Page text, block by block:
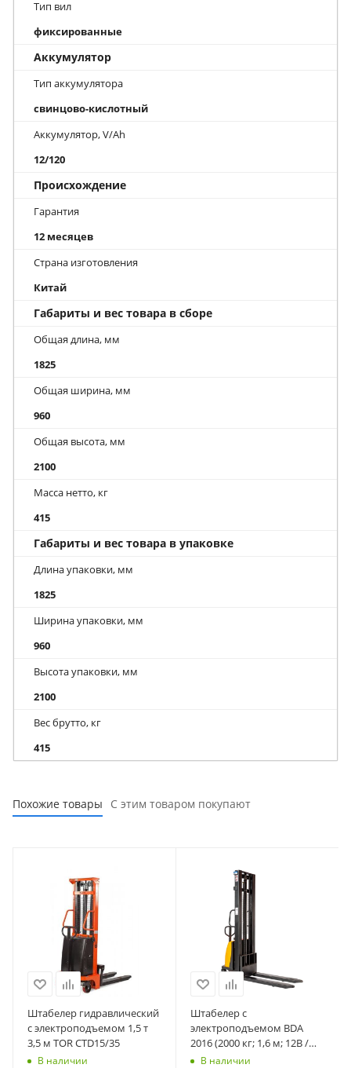
Тип вил
фиксированные
Аккумулятор
Тип аккумулятора
свинцово-кислотный
Аккумулятор, V/Ah
12/120
Происхождение
Гарантия
12 месяцев
Страна изготовления
Китай
Габариты и вес товара в сборе
Общая длина, мм
1825
Общая ширина, мм
960
Общая высота, мм
2100
Масса нетто, кг
415
Габариты и вес товара в упаковке
Длина упаковки, мм
1825
Ширина упаковки, мм
960
Высота упаковки, мм
2100
Вес брутто, кг
415
Похожие товары С этим товаром покупают
Штабелер гидравлический
с электроподъемом 1,5 т
3,5 м TOR CTD15/35
В наличии
Штабелер с
электроподъемом BDA
2016 (2000 кг; 1,6 м; 12В /
110Ач) СМАРТЛИФТ
В наличии